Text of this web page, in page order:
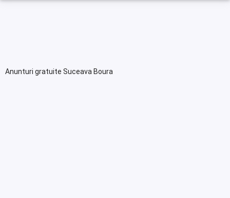
Anunturi gratuite Suceava Boura